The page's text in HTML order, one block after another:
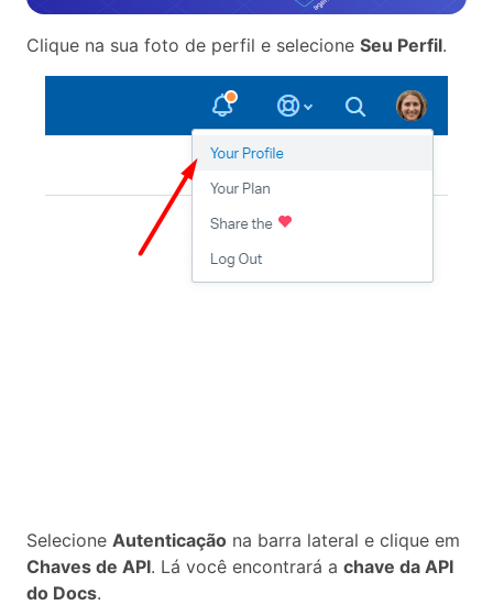
Clique na sua foto de perfil e selecione Seu Perfil.
Selecione Autenticação na barra lateral e clique em
Chaves de API. Lá você encontrará a chave da API
do Docs.